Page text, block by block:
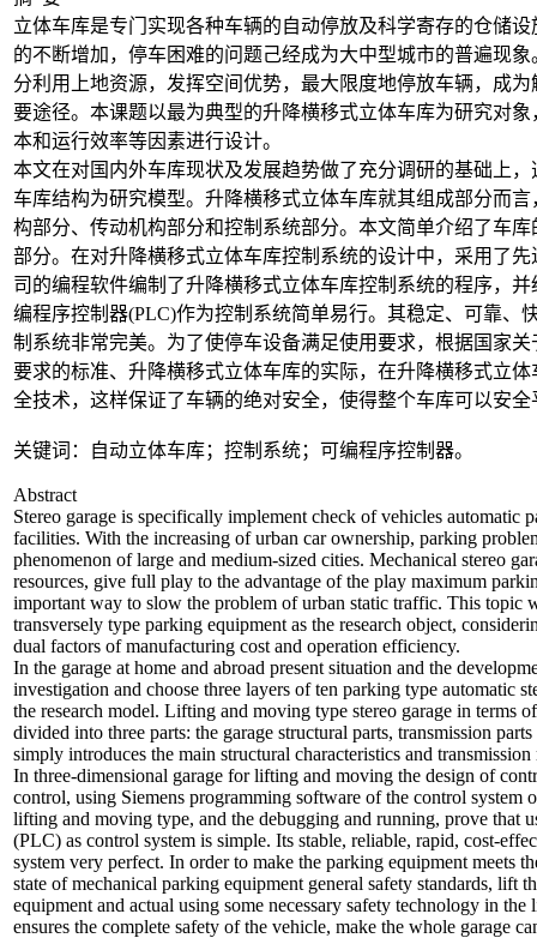
立体车库是专门实现各种车辆的自动停放及科学寄存的仓储
的不断增加，停车困难的问题己经成为大中型城市的普遍现
分利用上地资源，发挥空间优势，最大限度地停放车辆，成
要途径。本课题以最为典型的升降横移式立体车库为研究对
本和运行效率等因素进行设计。
本文在对国内外车库现状及发展趋势做了充分调研的基础上
车库结构为研究模型。升降横移式立体车库就其组成部分而
构部分、传动机构部分和控制系统部分。本文简单介绍了车
部分。在对升降横移式立体车库控制系统的设计中，采用了
司的编程软件编制了升降横移式立体车库控制系统的程序，
编程序控制器(PLC)作为控制系统简单易行。其稳定、可靠、
制系统非常完美。为了使停车设备满足使用要求，根据国家
要求的标准、升降横移式立体车库的实际，在升降横移式立
全技术，这样保证了车辆的绝对安全，使得整个车库可以安全
关键词：自动立体车库；控制系统；可编程序控制器。
Abstract
Stereo garage is specifically implement check of vehicles automatic
facilities. With the increasing of urban car ownership, parking
phenomenon of large and medium-sized cities. Mechanical stereo
resources, give full play to the advantage of the play maximum
important way to slow the problem of urban static traffic. This topic
transversely type parking equipment as the research object,
dual factors of manufacturing cost and operation efficiency.
In the garage at home and abroad present situation and the
investigation and choose three layers of ten parking type automatic
the research model. Lifting and moving type stereo garage in terms
divided into three parts: the garage structural parts, transmission
simply introduces the main structural characteristics and
In three-dimensional garage for lifting and moving the design of
control, using Siemens programming software of the control system
lifting and moving type, and the debugging and running, prove that
(PLC) as control system is simple. Its stable, reliable, rapid, cost-
system very perfect. In order to make the parking equipment meets
state of mechanical parking equipment general safety standards, lift
equipment and actual using some necessary safety technology in the
ensures the complete safety of the vehicle, make the whole garage